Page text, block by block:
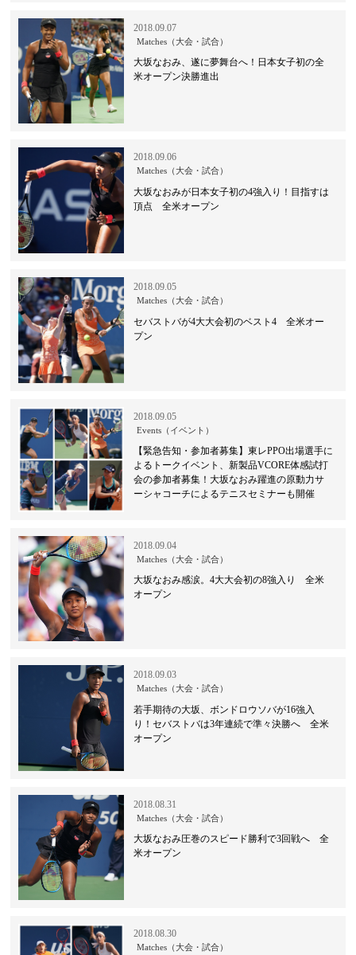
2018.09.07
Matches（大会・試合）
大坂なおみ、遂に夢舞台へ！日本女子初の全
米オープン決勝進出
2018.09.06
Matches（大会・試合）
大坂なおみが日本女子初の4強入り！目指すは
頂点 全米オープン
2018.09.05
Matches（大会・試合）
セバストバが4大大会初のベスト4 全米オー
プン
2018.09.05
Events（イベント）
【緊急告知・参加者募集】東レPPO出場選手に
よるトークイベント、新製品VCORE体感試打
会の参加者募集！大坂なおみ躍進の原動力サ
ーシャコーチによるテニスセミナーも開催
2018.09.04
Matches（大会・試合）
大坂なおみ感涙。4大大会初の8強入り 全米
オープン
2018.09.03
Matches（大会・試合）
若手期待の大坂、ボンドロウソバが16強入
り！セバストバは3年連続で準々決勝へ 全米
オープン
2018.08.31
Matches（大会・試合）
大坂なおみ圧巻のスピード勝利で3回戦へ 全
米オープン
2018.08.30
Matches（大会・試合）